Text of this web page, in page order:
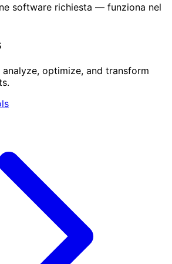
software richiesta — funziona nel
optimize, and transform